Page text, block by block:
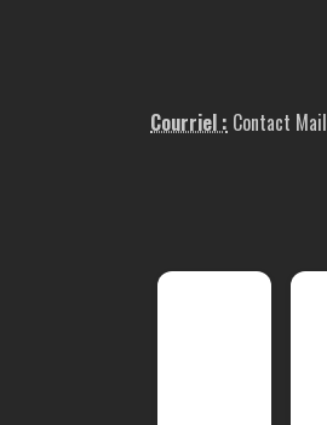
Courriel : Contact Mail